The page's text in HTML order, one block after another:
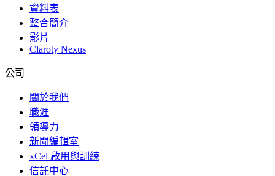
資料表
整合簡介
影片
Claroty Nexus
公司
關於我們
職涯
領導力
新聞編輯室
xCel 啟用與訓練
信託中心